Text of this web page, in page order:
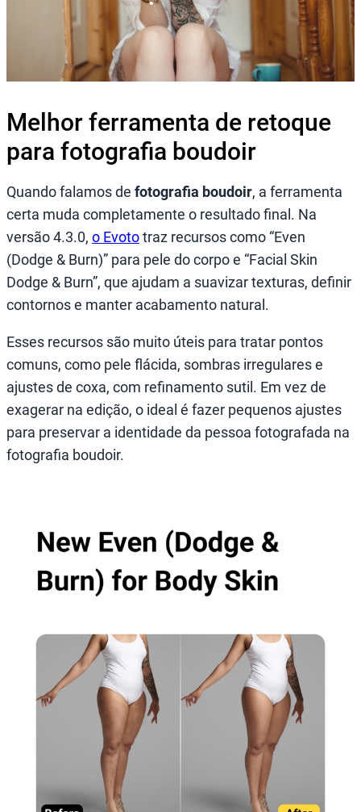
Melhor ferramenta de retoque
para fotografia boudoir
Quando falamos de fotografia boudoir, a ferramenta
certa muda completamente o resultado final. Na
versão 4.3.0, o Evototraz recursos como “Even
(Dodge & Burn)” para pele do corpo e “Facial Skin
Dodge & Burn”, que ajudam a suavizar texturas, definir
contornos e manter acabamento natural.
Esses recursos são muito úteis para tratar pontos
comuns, como pele flácida, sombras irregulares e
ajustes de coxa, com refinamento sutil. Em vez de
exagerar na edição, o ideal é fazer pequenos ajustes
para preservar a identidade da pessoa fotografada na
fotografia boudoir.